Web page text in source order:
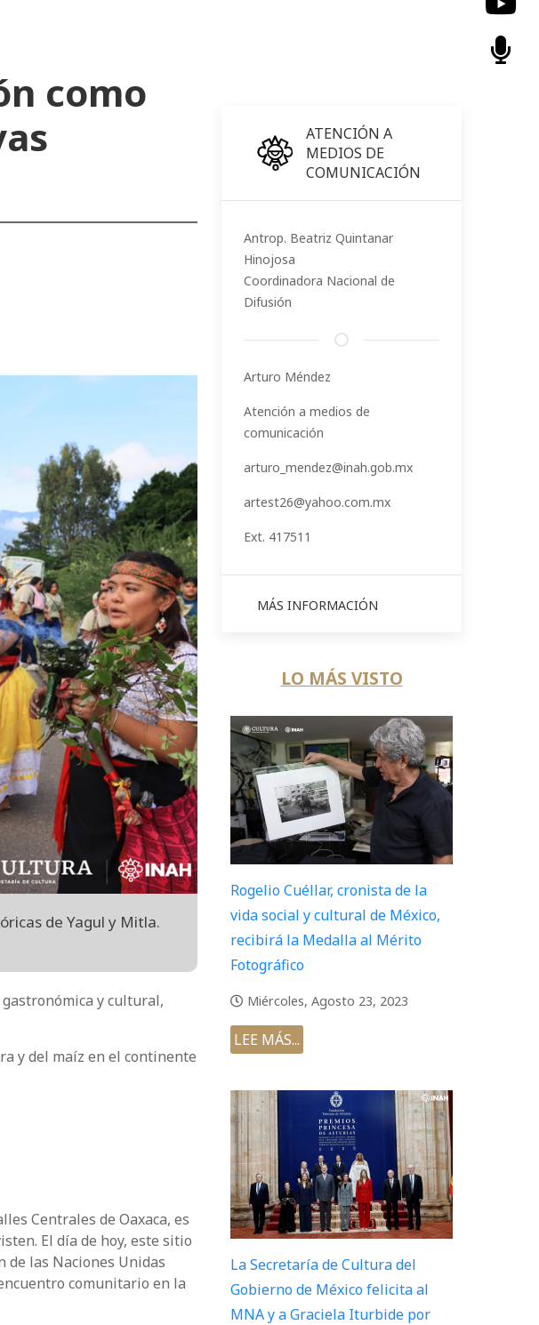
como
de Yagul y Mitla.
y cultural,
y del maíz en el continente
Centrales de Oaxaca, es
El día de hoy, este sitio
las Naciones Unidas
comunitario en la
ATENCIÓN A
MEDIOS DE
COMUNICACIÓN
Antrop. Beatriz Quintanar
Hinojosa
Coordinadora Nacional de
Difusión
Arturo Méndez
Atención a medios de
comunicación
arturo_mendez@inah.gob.mx
artest26@yahoo.com.mx
Ext. 417511
MÁS INFORMACIÓN
LO MÁS VISTO
Rogelio Cuéllar, cronista de la
vida social y cultural de México,
recibirá la Medalla al Mérito
Fotográfico
Miércoles, Agosto 23, 2023
LEE MÁS...
La Secretaría de Cultura del
Gobierno de México felicita al
MNA y a Graciela Iturbide por